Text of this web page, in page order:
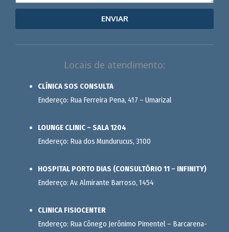
ENVIAR
Locais de atendimento:
CLÍNICA SOS CONSULTA
Endereço: Rua Ferreira Pena, 417 – Umarizal
LOUNGE CLINIC – SALA 1204
Endereço: Rua dos Mundurucus, 3100
HOSPITAL PORTO DIAS (CONSULTÓRIO 11 – INFINITY)
Endereço: Av. Almirante Barroso, 1454
CLINICA FISIOCENTER
Endereço: Rua Cônego Jerônimo Pimentel – Barcarena-